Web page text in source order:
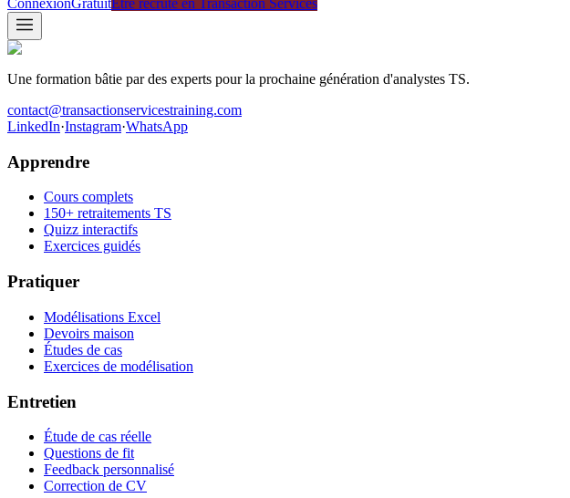
ConnexionGratuitÊtre recruté en Transaction Services
Une formation bâtie par des experts pour la prochaine génération d'analystes TS.
contact@transactionservicestraining.com
LinkedIn·Instagram·WhatsApp
Apprendre
Cours complets
150+ retraitements TS
Quizz interactifs
Exercices guidés
Pratiquer
Modélisations Excel
Devoirs maison
Études de cas
Exercices de modélisation
Entretien
Étude de cas réelle
Questions de fit
Feedback personnalisé
Correction de CV